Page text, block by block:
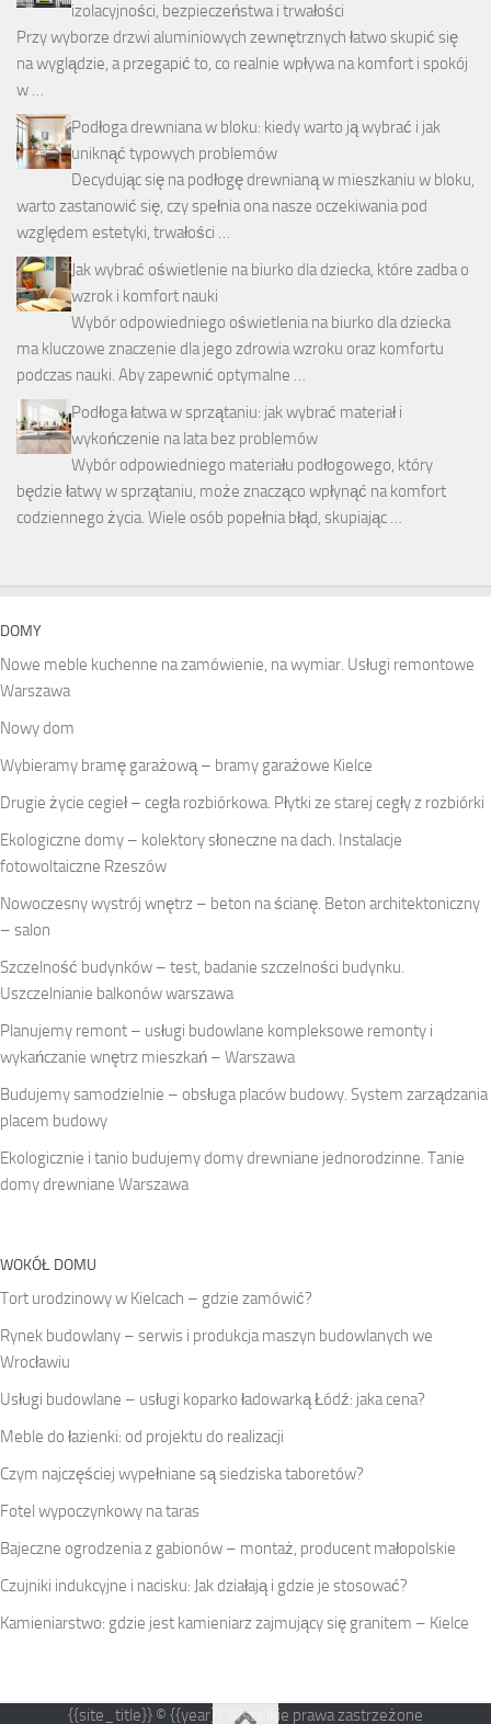
izolacyjności, bezpieczeństwa i trwałości
Przy wyborze drzwi aluminiowych zewnętrznych łatwo skupić się
na wyglądzie, a przegapić to, co realnie wpływa na komfort i spokój
w …
Podłoga drewniana w bloku: kiedy warto ją wybrać i jak
uniknąć typowych problemów
Decydując się na podłogę drewnianą w mieszkaniu w bloku,
warto zastanowić się, czy spełnia ona nasze oczekiwania pod
względem estetyki, trwałości …
Jak wybrać oświetlenie na biurko dla dziecka, które zadba o
wzrok i komfort nauki
Wybór odpowiedniego oświetlenia na biurko dla dziecka
ma kluczowe znaczenie dla jego zdrowia wzroku oraz komfortu
podczas nauki. Aby zapewnić optymalne …
Podłoga łatwa w sprzątaniu: jak wybrać materiał i
wykończenie na lata bez problemów
Wybór odpowiedniego materiału podłogowego, który
będzie łatwy w sprzątaniu, może znacząco wpłynąć na komfort
codziennego życia. Wiele osób popełnia błąd, skupiając …
DOMY
Nowe meble kuchenne na zamówienie, na wymiar. Usługi remontowe
Warszawa
Nowy dom
Wybieramy bramę garażową – bramy garażowe Kielce
Drugie życie cegieł – cegła rozbiórkowa. Płytki ze starej cegły z rozbiórki
Ekologiczne domy – kolektory słoneczne na dach. Instalacje
fotowoltaiczne Rzeszów
Nowoczesny wystrój wnętrz – beton na ścianę. Beton architektoniczny
– salon
Szczelność budynków – test, badanie szczelności budynku.
Uszczelnianie balkonów warszawa
Planujemy remont – usługi budowlane kompleksowe remonty i
wykańczanie wnętrz mieszkań – Warszawa
Budujemy samodzielnie – obsługa placów budowy. System zarządzania
placem budowy
Ekologicznie i tanio budujemy domy drewniane jednorodzinne. Tanie
domy drewniane Warszawa
WOKÓŁ DOMU
Tort urodzinowy w Kielcach – gdzie zamówić?
Rynek budowlany – serwis i produkcja maszyn budowlanych we
Wrocławiu
Usługi budowlane – usługi koparko ładowarką Łódź: jaka cena?
Meble do łazienki: od projektu do realizacji
Czym najczęściej wypełniane są siedziska taboretów?
Fotel wypoczynkowy na taras
Bajeczne ogrodzenia z gabionów – montaż, producent małopolskie
Czujniki indukcyjne i nacisku: Jak działają i gdzie je stosować?
Kamieniarstwo: gdzie jest kamieniarz zajmujący się granitem – Kielce
{{site_title}} © {{year}}. Wszelkie prawa zastrzeżone